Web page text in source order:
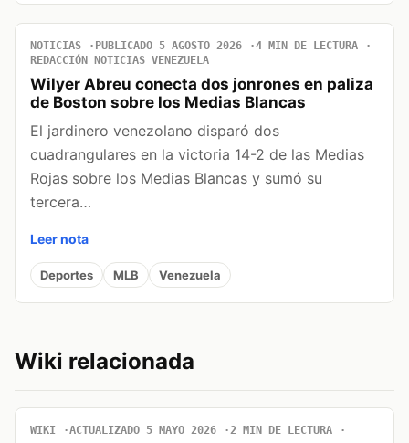
NOTICIAS PUBLICADO 5 AGOSTO 2026
4 MIN DE LECTURA
REDACCIÓN NOTICIAS VENEZUELA
Wilyer Abreu conecta dos jonrones en paliza
de Boston sobre los Medias Blancas
El jardinero venezolano disparó dos
cuadrangulares en la victoria 14-2 de las Medias
Rojas sobre los Medias Blancas y sumó su
tercera…
Leer nota
Deportes MLB Venezuela
Wiki relacionada
WIKI ACTUALIZADO 5 MAYO 2026 2 MIN DE LECTURA